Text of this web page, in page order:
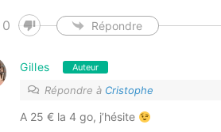
0 Répondre
Gilles Auteur
Répondre à Cristophe
A 25 € la 4 go, j’hésite